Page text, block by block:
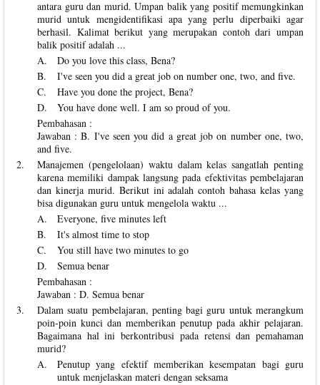
antara guru dan murid. Umpan balik yang positif memungkinkan
murid untuk mengidentifikasi apa yang perlu diperbaiki agar
berhasil. Kalimat berikut yang merupakan contoh dari umpan
balik positif adalah ...
A.
Do you love this class, Bena?
B.
I've seen you did a great job on number one, two, and five.
C.
Have you done the project, Bena?
D.
You have done well. I am so proud of you.
Pembahasan :
Jawaban : B. I've seen you did a great job on number one, two,
and five.
2.
Manajemen (pengelolaan) waktu dalam kelas sangatlah penting
karena memiliki dampak langsung pada efektivitas pembelajaran
dan kinerja murid. Berikut ini adalah contoh bahasa kelas yang
bisa digunakan guru untuk mengelola waktu ...
A.
Everyone, five minutes left
B.
It's almost time to stop
C.
You still have two minutes to go
D.
Semua benar
Pembahasan :
Jawaban : D. Semua benar
3.
Dalam suatu pembelajaran, penting bagi guru untuk merangkum
poin-poin kunci dan memberikan penutup pada akhir pelajaran.
Bagaimana hal ini berkontribusi pada retensi dan pemahaman
murid?
A.
Penutup yang efektif memberikan kesempatan bagi guru
untuk menjelaskan materi dengan seksama